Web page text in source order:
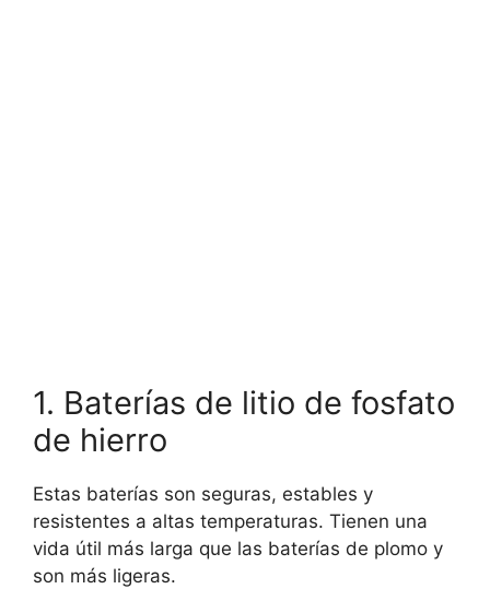
1. Baterías de litio de fosfato
de hierro
Estas baterías son seguras, estables y
resistentes a altas temperaturas. Tienen una
vida útil más larga que las baterías de plomo y
son más ligeras.